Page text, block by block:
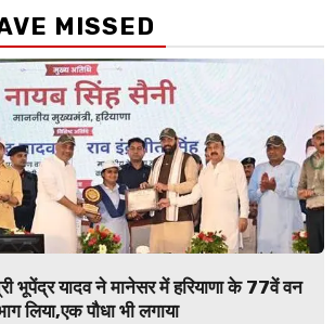
MISSED
भूपेंद्र यादव ने मानेसर में हरियाणा के 77वें वन
लिया,एक पौधा भी लगाया